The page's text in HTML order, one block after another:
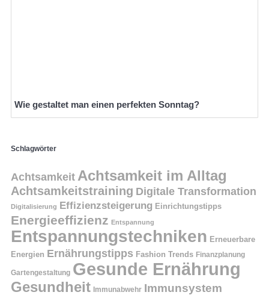
Wie gestaltet man einen perfekten Sonntag?
Schlagwörter
Achtsamkeit Achtsamkeit im Alltag
Achtsamkeitstraining Digitale Transformation
Digitalisierung Effizienzsteigerung Einrichtungstipps
Energieeffizienz Entspannung
Entspannungstechniken Erneuerbare
Energien Ernährungstipps Fashion Trends Finanzplanung
Gartengestaltung Gesunde Ernährung
Gesundheit Immunabwehr Immunsystem